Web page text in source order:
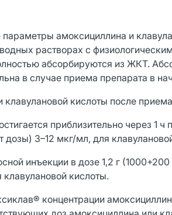
амоксициллина и
растворах с
абсорбируются из ЖКТ.
в случае приема препарата в
кислоты после
приблизительно через 1
дозы) 3–12 мкг/мл, для
инъекции в дозе 1,2 г
кислоты.
концентрации